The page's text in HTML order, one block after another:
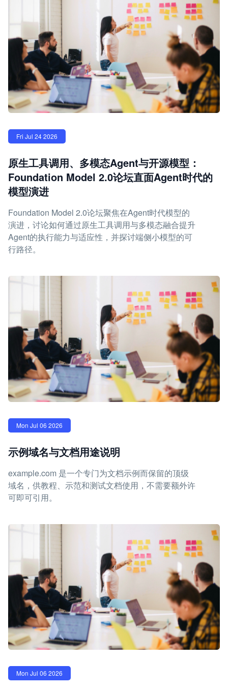
Fri Jul 24 2026
原生工具调用、多模态Agent与开源模型：
Foundation Model 2.0论坛直面Agent时代的
模型演进
Foundation Model 2.0论坛聚焦在Agent时代模型的
演进，讨论如何通过原生工具调用与多模态融合提升
Agent的执行能力与适应性，并探讨端侧小模型的可
行路径。
Mon Jul 06 2026
示例域名与文档用途说明
example.com 是一个专门为文档示例而保留的顶级
域名，供教程、示范和测试文档使用，不需要额外许
可即可引用。
Mon Jul 06 2026